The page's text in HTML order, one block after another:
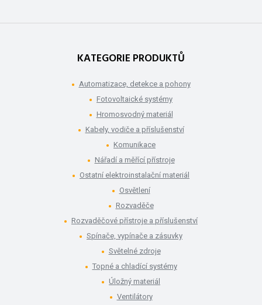
KATEGORIE PRODUKTŮ
Automatizace, detekce a pohony
Fotovoltaické systémy
Hromosvodný materiál
Kabely, vodiče a příslušenství
Komunikace
Nářadí a měřící přístroje
Ostatní elektroinstalační materiál
Osvětlení
Rozvaděče
Rozvaděčové přístroje a příslušenství
Spínače, vypínače a zásuvky
Světelné zdroje
Topné a chladící systémy
Úložný materiál
Ventilátory